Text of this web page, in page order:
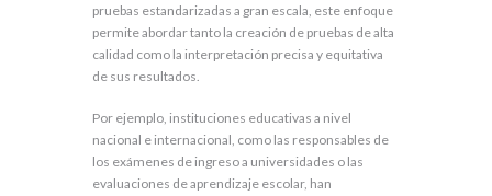
pruebas estandarizadas a gran escala, este enfoque
permite abordar tanto la creación de pruebas de alta
calidad como la interpretación precisa y equitativa
de sus resultados.
Por ejemplo, instituciones educativas a nivel
nacional e internacional, como las responsables de
los exámenes de ingreso a universidades o las
evaluaciones de aprendizaje escolar, han